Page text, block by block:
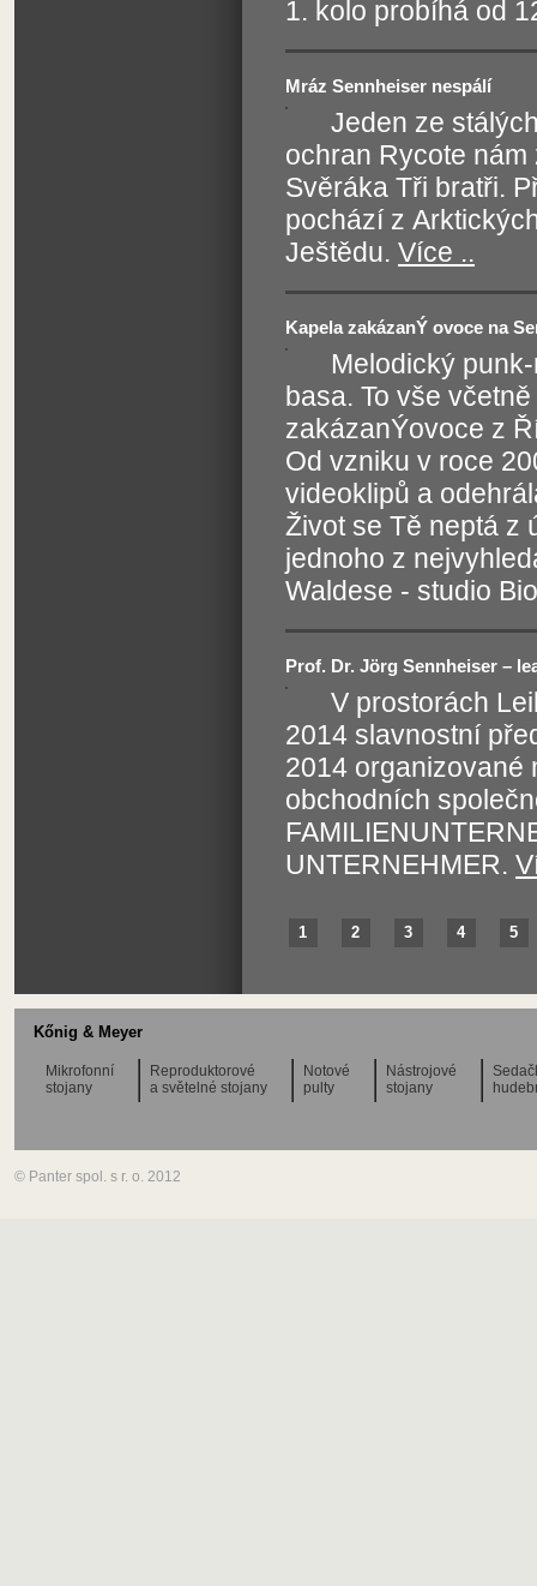
1. kolo probíhá od
Mráz Sennheiser nespálí
Jeden ze
ochran Rycote
Svěráka Tři bratři.
pochází z
Ještědu. Více ..
Kapela zakázanÝ ovoce na
Melodický
basa. To vše
zakázanÝovoce z
Od vzniku v roce
videoklipů a
Život se Tě neptá z
jednoho z
Waldese - studio
Prof. Dr. Jörg Sennheiser –
V prostorách
2014 slavnostní
2014 organizované
obchodních
UNTERNEHMER.
1 2 3 4 5
Kőnig & Meyer
Mikrofonní
stojany
Reproduktorové
a světelné stojany
Notové
pulty
Nástrojové
stojany
© Panter spol. s r. o. 2012